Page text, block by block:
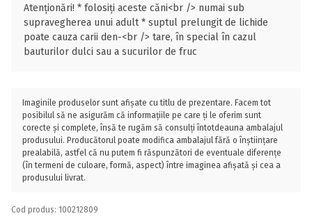
Atenționări! * folosiți aceste căni<br /> numai sub
supravegherea unui adult * suptul prelungit de lichide
poate cauza carii den-<br /> tare, în special în cazul
bauturilor dulci sau a sucurilor de fruc
Imaginile produselor sunt afișate cu titlu de prezentare. Facem tot
posibilul să ne asigurăm că informațiile pe care ți le oferim sunt
corecte și complete, însă te rugăm să consulți întotdeauna ambalajul
produsului. Producătorul poate modifica ambalajul fără o înștiințare
prealabilă, astfel că nu putem fi răspunzători de eventuale diferențe
(în termeni de culoare, formă, aspect) între imaginea afișată și cea a
produsului livrat.
Cod produs: 100212809